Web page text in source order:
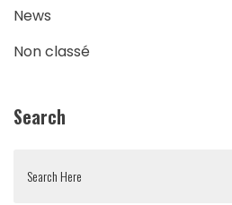
News
Non classé
Search